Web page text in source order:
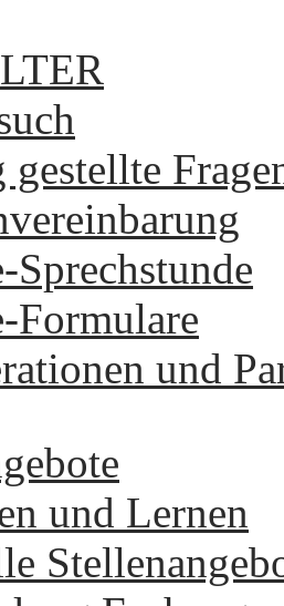
gestellte
Sprechstunde
Formulare
und
und Lernen